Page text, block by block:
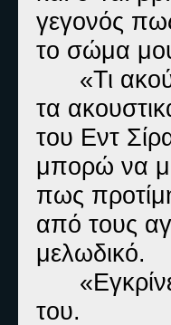
γεγονός
το σώμα
«Τι
τα
του Εντ
μπορώ να
πως
από τους
μελωδικό.
του.